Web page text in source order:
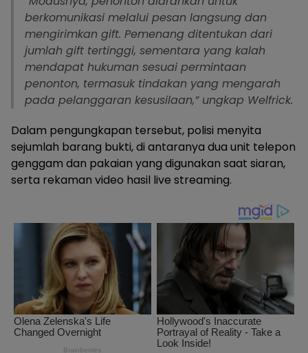
berkomunikasi melalui pesan langsung dan
mengirimkan gift. Pemenang ditentukan dari
jumlah gift tertinggi, sementara yang kalah
mendapat hukuman sesuai permintaan
penonton, termasuk tindakan yang mengarah
pada pelanggaran kesusilaan,” ungkap Welfrick.
Dalam pengungkapan tersebut, polisi menyita
sejumlah barang bukti, di antaranya dua unit telepon
genggam dan pakaian yang digunakan saat siaran,
serta rekaman video hasil live streaming.